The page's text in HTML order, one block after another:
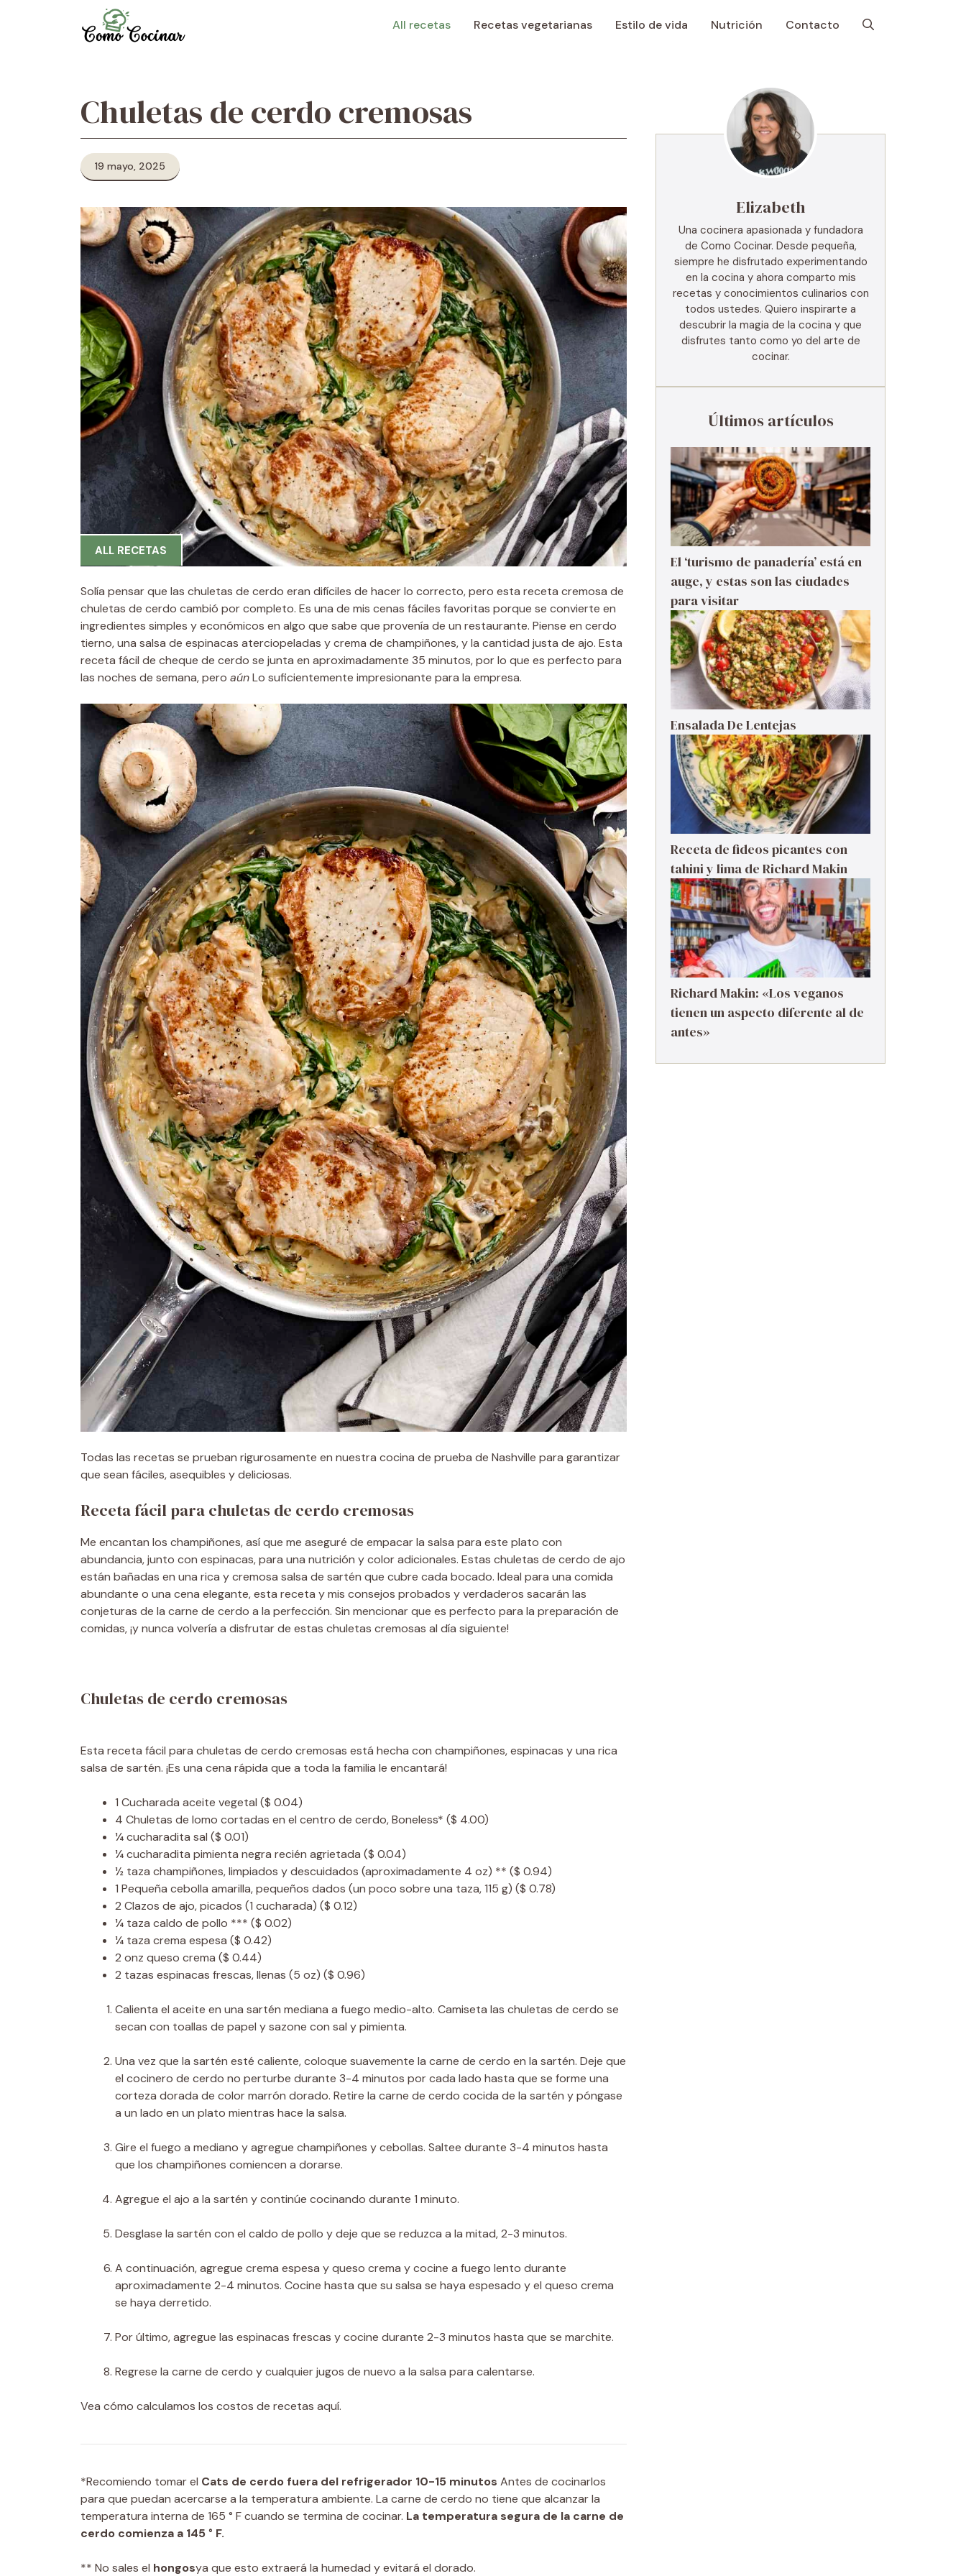
All recetas Recetas vegetarianas Estilo de vida Nutrición Contacto
Chuletas de cerdo cremosas
19 mayo, 2025
ALL RECETAS
Solía ​​pensar que las chuletas de cerdo eran difíciles de hacer lo correcto, pero esta receta cremosa de
chuletas de cerdo cambió por completo. Es una de mis cenas fáciles favoritas porque se convierte en
ingredientes simples y económicos en algo que sabe que provenía de un restaurante. Piense en cerdo
tierno, una salsa de espinacas aterciopeladas y crema de champiñones, y la cantidad justa de ajo. Esta
receta fácil de cheque de cerdo se junta en aproximadamente 35 minutos, por lo que es perfecto para
las noches de semana, pero aúnLo suficientemente impresionante para la empresa.
Todas las recetas se prueban rigurosamente en nuestra cocina de prueba de Nashville para garantizar
que sean fáciles, asequibles y deliciosas.
Receta fácil para chuletas de cerdo cremosas
Me encantan los champiñones, así que me aseguré de empacar la salsa para este plato con
abundancia, junto con espinacas, para una nutrición y color adicionales. Estas chuletas de cerdo de ajo
están bañadas en una rica y cremosa salsa de sartén que cubre cada bocado. Ideal para una comida
abundante o una cena elegante, esta receta y mis consejos probados y verdaderos sacarán las
conjeturas de la carne de cerdo a la perfección. Sin mencionar que es perfecto para la preparación de
comidas, ¡y nunca volvería a disfrutar de estas chuletas cremosas al día siguiente!
Chuletas de cerdo cremosas
Esta receta fácil para chuletas de cerdo cremosas está hecha con champiñones, espinacas y una rica
salsa de sartén. ¡Es una cena rápida que a toda la familia le encantará!
1 Cucharada aceite vegetal ($ 0.04)
4 Chuletas de lomo cortadas en el centro de cerdo, Boneless* ($ 4.00)
¼cucharadita sal ($ 0.01)
¼cucharadita pimienta negra recién agrietada ($ 0.04)
½ taza champiñones, limpiados y descuidados (aproximadamente 4 oz) ** ($ 0.94)
1 Pequeña cebolla amarilla, pequeños dados (un poco sobre una taza, 115 g) ($ 0.78)
2 Clazos de ajo, picados (1 cucharada) ($ 0.12)
¼ taza caldo de pollo *** ($ 0.02)
¼ taza crema espesa ($ 0.42)
2 onz queso crema ($ 0.44)
2 tazas espinacas frescas, llenas (5 oz) ($ 0.96)
Calienta el aceite en una sartén mediana a fuego medio-alto. Camiseta las chuletas de cerdo se
secan con toallas de papel y sazone con sal y pimienta.
Una vez que la sartén esté caliente, coloque suavemente la carne de cerdo en la sartén. Deje que
el cocinero de cerdo no perturbe durante 3-4 minutos por cada lado hasta que se forme una
corteza dorada de color marrón dorado. Retire la carne de cerdo cocida de la sartén y póngase
a un lado en un plato mientras hace la salsa.
Gire el fuego a mediano y agregue champiñones y cebollas. Saltee durante 3-4 minutos hasta
que los champiñones comiencen a dorarse.
Agregue el ajo a la sartén y continúe cocinando durante 1 minuto.
Desglase la sartén con el caldo de pollo y deje que se reduzca a la mitad, 2-3 minutos.
A continuación, agregue crema espesa y queso crema y cocine a fuego lento durante
aproximadamente 2-4 minutos. Cocine hasta que su salsa se haya espesado y el queso crema
se haya derretido.
Por último, agregue las espinacas frescas y cocine durante 2-3 minutos hasta que se marchite.
Regrese la carne de cerdo y cualquier jugos de nuevo a la salsa para calentarse.
Vea cómo calculamos los costos de recetas aquí.
*Recomiendo tomar el Cats de cerdo fuera del refrigerador 10-15 minutos Antes de cocinarlos
para que puedan acercarse a la temperatura ambiente. La carne de cerdo no tiene que alcanzar la
temperatura interna de 165 ° F cuando se termina de cocinar. La temperatura segura de la carne de
cerdo comienza a 145 ° F.
** No sales el hongosya que esto extraerá la humedad y evitará el dorado.
Elizabeth
Una cocinera apasionada y fundadora
de Como Cocinar. Desde pequeña,
siempre he disfrutado experimentando
en la cocina y ahora comparto mis
recetas y conocimientos culinarios con
todos ustedes. Quiero inspirarte a
descubrir la magia de la cocina y que
disfrutes tanto como yo del arte de
cocinar.
Últimos artículos
El ‘turismo de panadería’ está en
auge, y estas son las ciudades
para visitar
Ensalada De Lentejas
Receta de fideos picantes con
tahini y lima de Richard Makin
Richard Makin: «Los veganos
tienen un aspecto diferente al de
antes»